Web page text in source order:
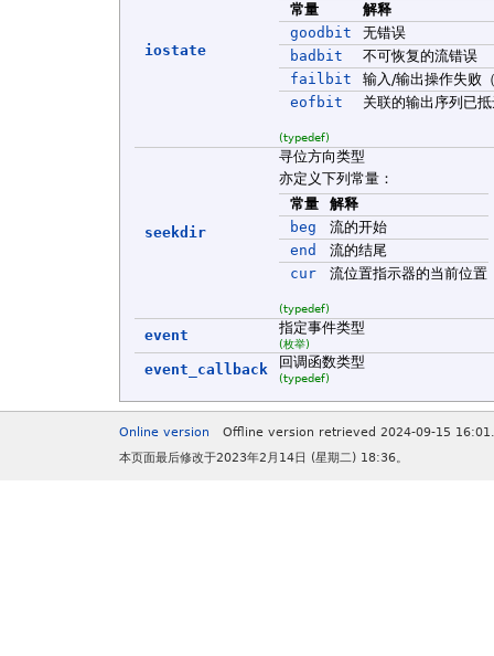
iostate
常量
解释
goodbit
无错误
badbit
不可恢复的流错误
failbit
输入/输出操作失败
eofbit
关联的输出序列已
(typedef)
seekdir
寻位方向类型
亦定义下列常量：
常量
解释
beg
流的开始
end
流的结尾
cur
流位置指示器的当前位置
(typedef)
event 指定事件类型
(枚举)
event_callback 回调函数类型
(typedef)
Online version
Offline version retrieved 2024-09-15 16:01.
本页面最后修改于2023年2月14日 (星期二) 18:36。